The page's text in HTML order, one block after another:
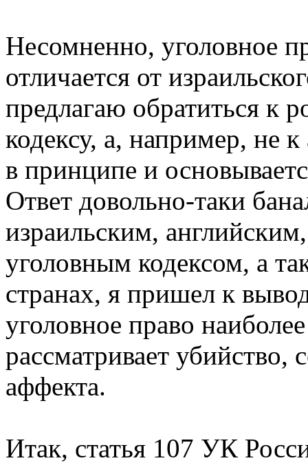
Несомненно, уголовное
отличается от
предлагаю обратиться к
кодексу, а, например, не
в принципе и
Ответ довольно-таки
израильским,
уголовным кодексом, а
странах, я пришел к
уголовное право
рассматривает убийство,
аффекта.
Итак, статья 107 УК